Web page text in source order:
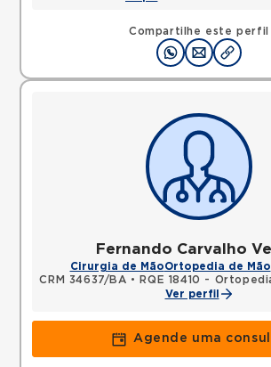
Compartilhe este perfil
Fernando Carvalho
Cirurgia de MãoOrtopedia de Mão
CRM 34637/BA • RQE 18410 - Ortopedia
Ver perfil
Agende uma